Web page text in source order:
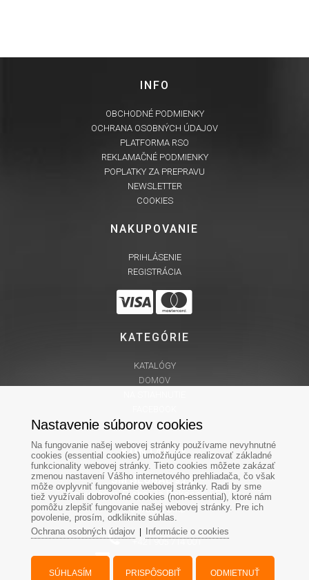
INFO
OBCHODNÉ PODMIENKY
OCHRANA OSOBNÝCH ÚDAJOV
PLATFORMA RSO
REKLAMAČNÉ PODMIENKY
POPLATKY ZA PREPRAVU
NEWSLETTER
COOKIES
NAKUPOVANIE
PRIHLÁSENIE
REGISTRÁCIA
KATEGÓRIE
KATALÓGY
DOMOV
YOUTUBE
KONTAKTY
SM GLOBAL s.r.o.
Showroom: Richarda Bekessa 5627/1,
Poprad-Veľká
+421 905 714 001
INFO@STVORKOLKY.SK
Nastavenie súborov cookies
Na fungovanie našej webovej stránky používame nevyhnutné
cookies (essential cookies) umožňujúce realizovať základné
funkcionality webovej stránky. Tieto cookies môžete zakázať
zmenou nastavení Vášho internetového prehliadača, čo však
môže ovplyvniť fungovanie webovej stránky. Radi by sme
tiež využívali dobrovoľné cookies (non-essential), ktoré nám
pomôžu zlepšiť fungovanie našej webovej stránky. Pre ich
povolenie, prosím, odkliknite súhlas.
Ochrana osobných údajov| Informácie o cookies
SÚHLASÍM PRISPÔSOBIŤ ODMIETNUŤ